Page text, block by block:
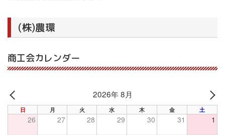
(株)農環
商工会カレンダー
PREV
2026年 8月
日 月 火 水 木 金 土
26 27 28 29 30 31 1